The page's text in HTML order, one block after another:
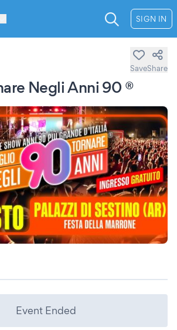
SIGN IN
Negli Anni 90 ®
SaveShare
Event Ended